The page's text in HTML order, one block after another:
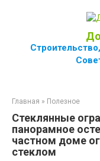
Главная » Полезное
Стеклянные
панорамное
частном доме
стеклом